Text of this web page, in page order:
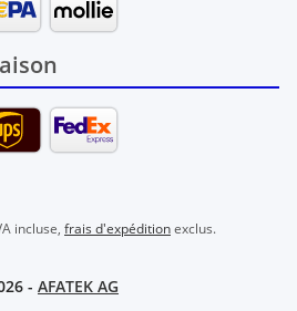
incluse, frais d'expéditionexclus.
- AFATEK AG